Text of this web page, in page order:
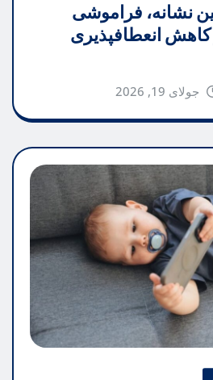
نشانه، فراموشی
انعطافپذیری
جولای 19, 2026